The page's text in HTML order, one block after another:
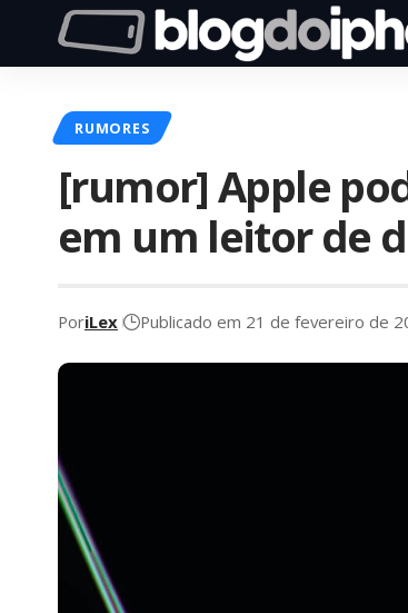
RUMORES
[rumor] Apple
em um leitor de
PoriLex Publicado em 21 de fevereiro de